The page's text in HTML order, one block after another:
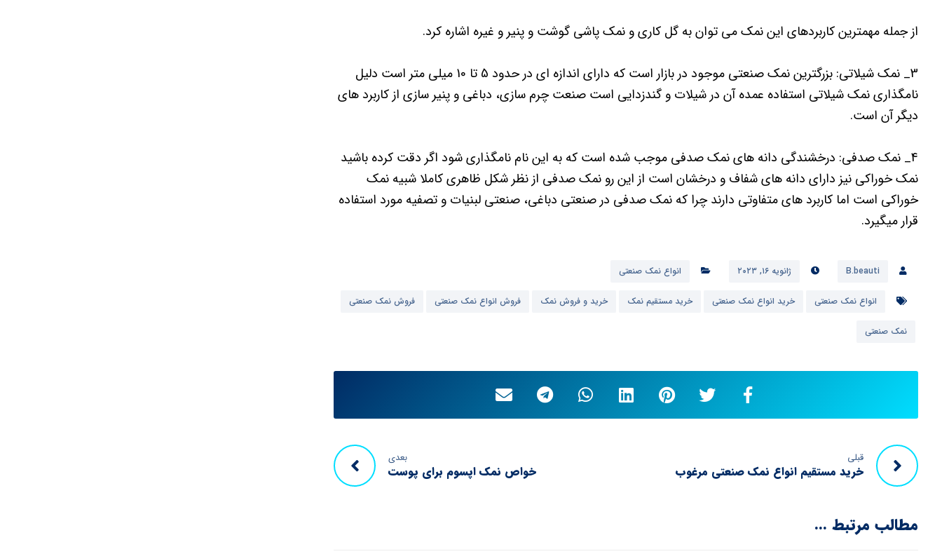
از جمله مهمترین کاربردهای این نمک می توان به گل کاری و نمک پاشی گوشت و پنیر و غیره اشاره کرد.
3_ نمک شیلاتی: بزرگترین نمک صنعتی موجود در بازار است که دارای اندازه ای در حدود 5 تا 10 میلی متر است دلیل
نامگذاری نمک شیلاتی استفاده عمده آن در شیلات و گندزدایی است صنعت چرم سازی، دباغی و پنیر سازی از کاربرد های
دیگر آن است.
4_ نمک صدفی: درخشندگی دانه های نمک صدفی موجب شده است که به این نام نامگذاری شود اگر دقت کرده باشید
نمک خوراکی نیز دارای دانه های شفاف و درخشان است از این رو نمک صدفی از نظر شکل ظاهری کاملا شبیه نمک
خوراکی است اما کاربرد های متفاوتی دارند چرا که نمک صدفی در صنعتی دباغی، صنعتی لبنیات و تصفیه مورد استفاده
قرار میگیرد.
B.beauti ژانویه ۱۶, ۲۰۲۳ انواع نمک صنعتی
انواع نمک صنعتی خرید انواع نمک صنعتی خرید مستقیم نمک خرید و فروش نمک فروش انواع نمک صنعتی فروش نمک صنعتی
نمک صنعتی
قبلی
خرید مستقیم انواع نمک صنعتی مرغوب
بعدی
خواص نمک اپسوم برای پوست
مطالب مرتبط ...